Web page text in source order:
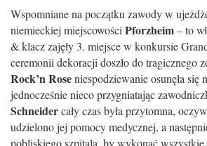
Wspomniane na początku zawody w
niemieckiej miejscowościPforzheim– to
& klacz zajęły 3. miejsce w konkursie
ceremonii dekoracji doszło do tragicznego
Rock’n Roseniespodziewanie osunęła się
jednocześnie nieco przygniatając
Schneidercały czas była przytomna,
udzielono jej pomocy medycznej, a
pobliskiego szpitala, by wykonać wszystkie